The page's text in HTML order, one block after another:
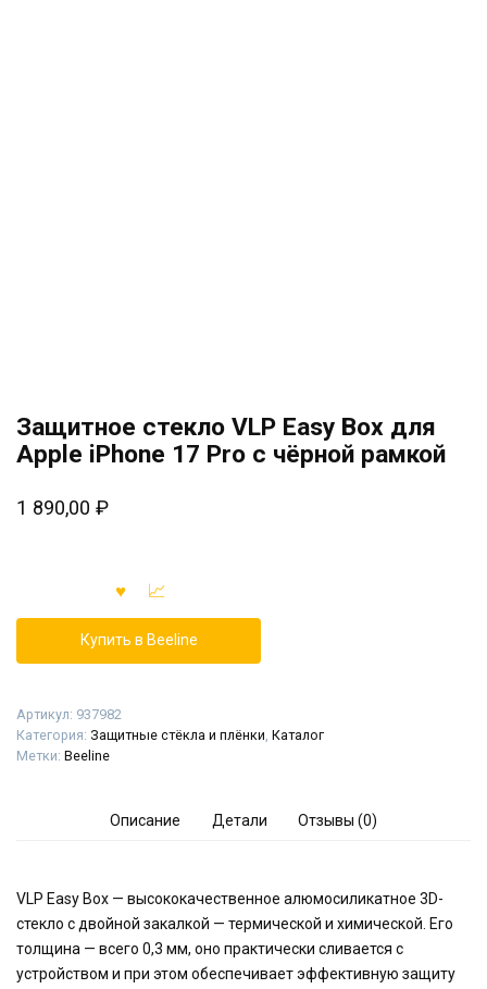
Защитное стекло VLP Easy Box для
Apple iPhone 17 Pro с чёрной рамкой
1 890,00 ₽
Купить в Beeline
Артикул: 937982
Категория: Защитные стёкла и плёнки, Каталог
Метки: Beeline
Описание Детали Отзывы (0)
VLP Easy Box — высококачественное алюмосиликатное 3D-
стекло с двойной закалкой — термической и химической. Его
толщина — всего 0,3 мм, оно практически сливается с
устройством и при этом обеспечивает эффективную защиту